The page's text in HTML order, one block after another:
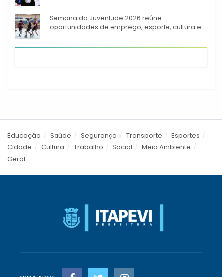
Semana da Juventude 2026 reúne
oportunidades de emprego, esporte, cultura e
Educação Saúde Segurança Transporte
Esportes
Cidade
Cultura Trabalho Social
Meio Ambiente
Geral